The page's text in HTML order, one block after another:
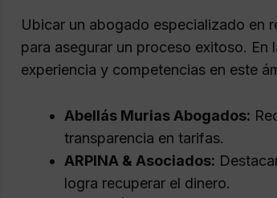
Ubicar un abogado especializado en
para asegurar un proceso exitoso.
experiencia y competencias en este
Abellás Murias Abogados:
transparencia en tarifas.
ARPINA & Asociados:
logra recuperar el dinero.